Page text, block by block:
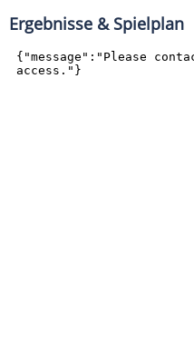
Ergebnisse & Spielplan